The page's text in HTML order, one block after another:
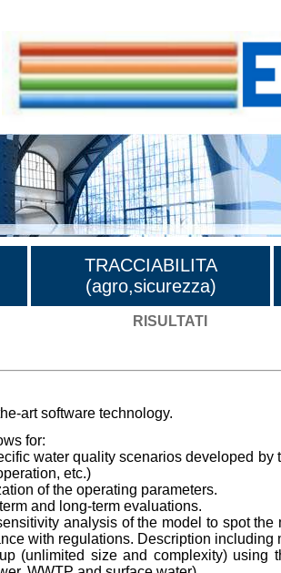
TRACCIABILITA
(agro,sicurezza)
RISULTATI
art software technology.
for:
water quality scenarios developed
etc.)
of the operating parameters.
and long-term evaluations.
analysis of the model to spot
with regulations. Description including
(unlimited size and complexity) using